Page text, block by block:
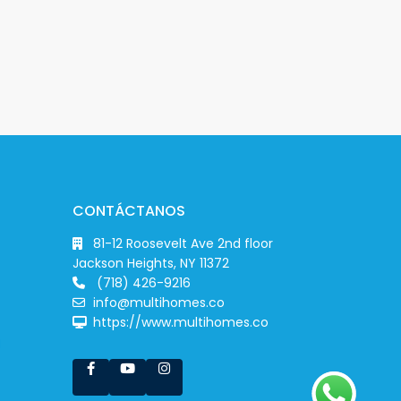
CONTÁCTANOS
81-12 Roosevelt Ave 2nd floor
Jackson Heights, NY 11372
(718) 426-9216
info@multihomes.co
https://www.multihomes.co